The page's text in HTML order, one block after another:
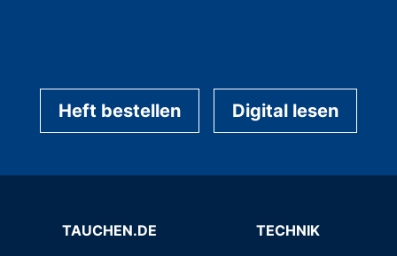
Heft bestellen Digital lesen
TAUCHEN.DE TECHNIK